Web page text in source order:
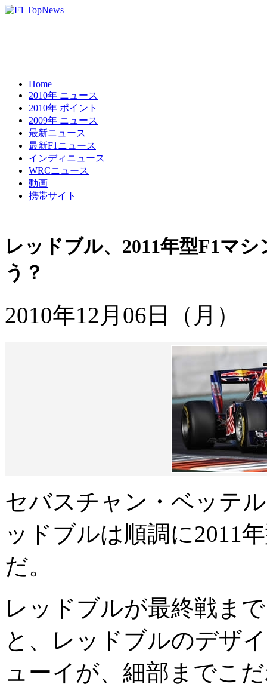
Home
2010年 ニュース
2010年 ポイント
2009年 ニュース
最新ニュース
最新F1ニュース
インディニュース
WRCニュース
動画
携帯サイト
レッドブル、2011年型F1マ
う？
2010年12月06日（月）
セバスチャン・ベッテ
ッドブルは順調に2011
だ。
レッドブルが最終戦ま
と、レッドブルのデザ
ューイが、細部までこ